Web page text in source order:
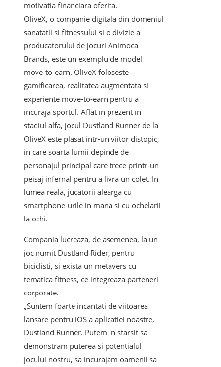
motivatia financiara oferita.
OliveX, o companie digitala din domeniul
sanatatii si fitnessului si o divizie a
producatorului de jocuri Animoca
Brands, este un exemplu de model
move-to-earn. OliveX foloseste
gamificarea, realitatea augmentata si
experiente move-to-earn pentru a
incuraja sportul. Aflat in prezent in
stadiul alfa, jocul Dustland Runner de la
OliveX este plasat intr-un viitor distopic,
in care soarta lumii depinde de
personajul principal care trece printr-un
peisaj infernal pentru a livra un colet. In
lumea reala, jucatorii alearga cu
smartphone-urile in mana si cu ochelarii
la ochi.
Compania lucreaza, de asemenea, la un
joc numit Dustland Rider, pentru
biciclisti, si exista un metavers cu
tematica fitness, ce integreaza parteneri
corporate.
„Suntem foarte incantati de viitoarea
lansare pentru iOS a aplicatiei noastre,
Dustland Runner. Putem in sfarsit sa
demonstram puterea si potentialul
jocului nostru, sa incurajam oamenii sa